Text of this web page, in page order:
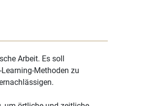
Arbeit. Es soll
Methoden zu